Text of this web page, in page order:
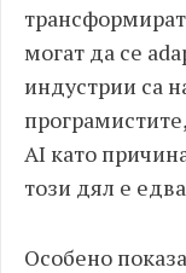
могат да се
индустрии са
AI като
този дял е
Особено